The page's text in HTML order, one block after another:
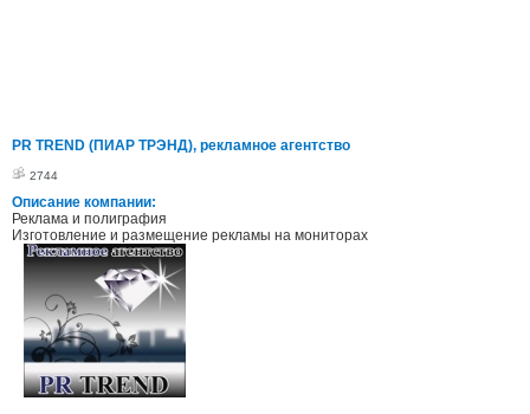
PR TREND (ПИАР ТРЭНД), рекламное агентство
2744
Описание компании:
Реклама и полиграфия
Изготовление и размещение рекламы на мониторах